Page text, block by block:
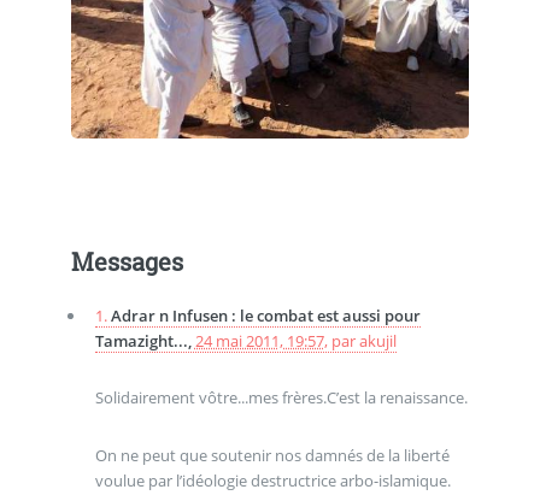
Messages
1.Adrar n Infusen : le combat est aussi pour
Tamazight..., 24 mai 2011, 19:57, parakujil
Solidairement vôtre...mes frères.C’est la renaissance.
On ne peut que soutenir nos damnés de la liberté
voulue par l’idéologie destructrice arbo-islamique.